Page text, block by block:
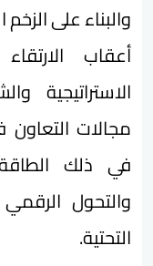
والبناء على
أعقاب
الاستراتيجية
مجالات التعاون
في ذلك الطاقة
والتحول الرقمي
التحتية.